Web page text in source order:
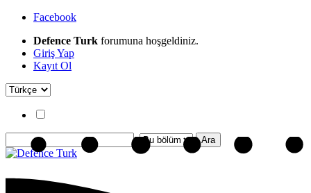
Facebook
Defence Turk forumuna hoşgeldiniz.
Giriş Yap
Kayıt Ol